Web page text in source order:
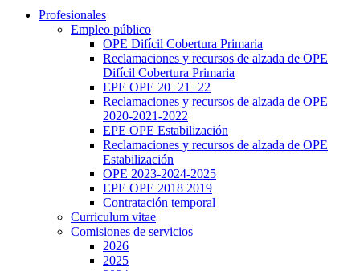
Profesionales
Empleo público
OPE Difícil Cobertura Primaria
Reclamaciones y recursos de alzada de OPE
Difícil Cobertura Primaria
EPE OPE 20+21+22
Reclamaciones y recursos de alzada de OPE
2020-2021-2022
EPE OPE Estabilización
Reclamaciones y recursos de alzada de OPE
Estabilización
OPE 2023-2024-2025
EPE OPE 2018 2019
Contratación temporal
Curriculum vitae
Comisiones de servicios
2026
2025